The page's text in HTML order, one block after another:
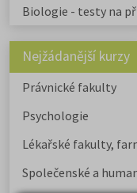
Biologie - testy na
Nejžádanější kurzy
Právnické fakulty
Psychologie
Lékařské fakulty,
Společenské a